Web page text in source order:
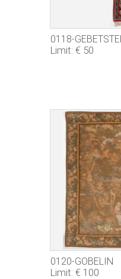
0118-
Limit: € 50
0120-GOBELIN
Limit: € 100